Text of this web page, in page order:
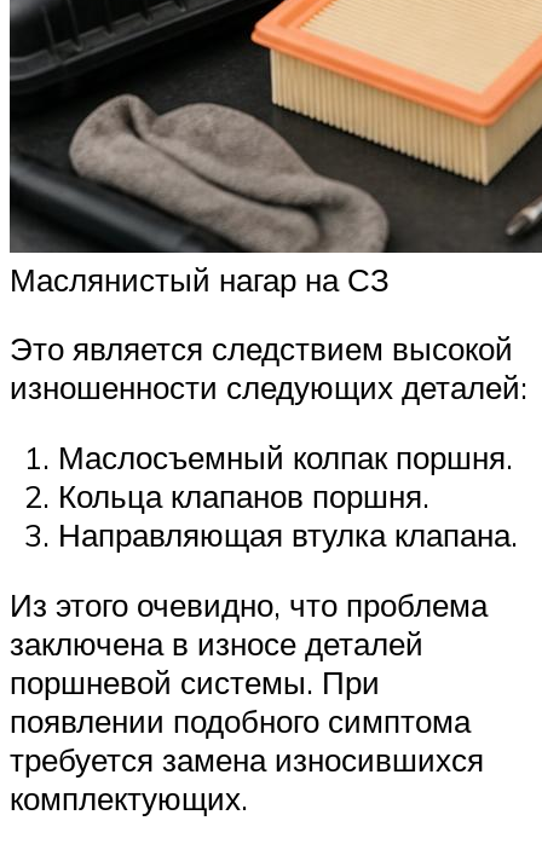
Маслянистый нагар на СЗ
Это является следствием высокой
изношенности следующих деталей:
Маслосъемный колпак поршня.
Кольца клапанов поршня.
Направляющая втулка клапана.
Из этого очевидно, что проблема
заключена в износе деталей
поршневой системы. При
появлении подобного симптома
требуется замена износившихся
комплектующих.